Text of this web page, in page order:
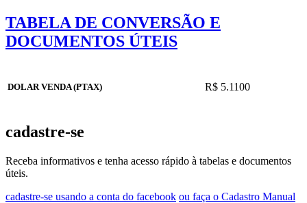
TABELA DE CONVERSÃO E
DOCUMENTOS ÚTEIS
DOLAR VENDA (PTAX) R$ 5.1100
cadastre-se
Receba informativos e tenha acesso rápido à tabelas e documentos
úteis.
cadastre-se usando a conta do facebook ou faça o Cadastro Manual